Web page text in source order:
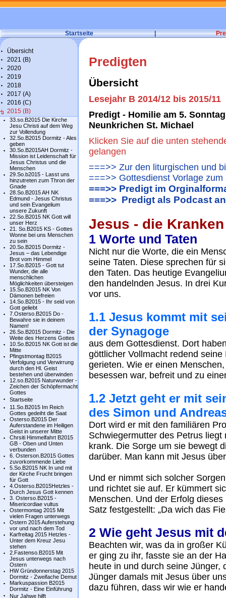
Startseite |
Übersicht
2021 (B)
2020
2019
2018
2017 (A)
2016 (C)
2015 (B)
33.so.B2015 Die Kirche
Jesu Christi auf dem Weg
zur Vollendung
32.So.B2015 Dormitz - Ales
geben
30.So.B2015AH Dormitz -
Mission ist Leidenschaft für
Jesus Christus und die
Menschen
29.So.b2015 - Lasst uns
hinzutreten zum Thron der
Gnade
28.So.B2015 AH NK
Edmund - Jesus Christus
und sein Evangelium
unsere Zukunft
22.So.B2015 NK Gott will
unser Herz
21. So.B2015 KS - Gottes
Wonne bei uns Menschen
zu sein
20.So.B2015 Dormitz -
Jesus – das Lebendige
Brot vom Himmel
17.So.B2015 - Gott tut
Wunder, die alle
menschlichen
Möglichkeiten übersteigen
15.So.B2015 NK Von
Dämonen befreien
14.So.B2015 - Ihr seid von
Gott geliebt
7.Osterso.B2015 Do -
Bewahre sie in deinem
Namen!
26.So.B2015 Dormitz - Die
Weite des Herzens Gottes
10.So.B2015 NK Gott ist die
Mitte
Pfingstmontag B2015
Verfolgung und Verwirrung
durch den Hl. Geist
bestehen und überwinden
12.so.B2015 Naturwunder -
Zeichen der Schöpfermacht
Gottes
Startseite
11.So.B2015 Im Reich
Gottes gedeiht die Saat
Osterso.B2015 Der
Auferstandene im Heiligen
Geist in unserer Mitte
Chrsiti Himmelfahrt B2015
GB - Oben und Unten
verbunden
6. Osterson.B2015 Gottes
zuvorkommende Liebe
5.So.B2015 NK In und mit
der Kirche Frucht bringen
für Gott
4.Osterso.B2015Hetzles -
Durch Jesus Gott kennen
3. Osterso.B2015 -
Misericordiae vultus
Ostermontag 2015 Mit
vielen Fragen unterwegs
Ostern 2015 Auferstehung
vor und nach dem Tod
Karfreitag 2015 Hetzles -
Unter dem Kreuz Jesu
stehen
2.Fastenso.B2015 Mit
Jesus unterwegs nach
Ostern
HW Gründonnerstag 2015
Dormitz - Zweifache Demut
Markuspassion B2015
Dormitz - Eine Einführung
Nur Jahwe hilft
Predigten
Übersicht
Lesejahr B 2014/12 bis 2015/11
Predigt - Homilie am 5.
Neunkrichen St. Michael
Klicken Sie auf die unten
gelangen
===>> Zur den liturgischen und
===>> Gottesdienst Vorlage
===>> Predigt im
===>> Predigt als Podcast
Jesus - die
1 Worte und Taten
Nicht nur die Worte, die ein
seine Taten. Diese sprechen für
den Taten. Das heutige
den handelnden Jesus. In drei
vor uns.
1.1 Jesus kommt mit
der Synagoge
aus dem Gottesdienst. Dort
göttlicher Vollmacht redend
gerieten. Wie er einen
besessen war, befreit und zu
1.2 Jetzt geht er mit
des Simon und
Dort wird er mit den familiären
Schwiegermutter des Petrus
krank. Die Sorge um sie bewegt
darüber. Man kann mit Jesus
Und er nimmt sich solcher
und richtet sie auf. Er kümmert
Menschen. Und der Erfolg
Satz festgestellt: „Da wich das
2 Wie geht Jesus mit
Beachten wir, was da in großer
er ging zu ihr, fasste sie an der
heute in und durch seine Jünger,
Jünger damals mit Jesus über
dazu führen, dass wir wie er